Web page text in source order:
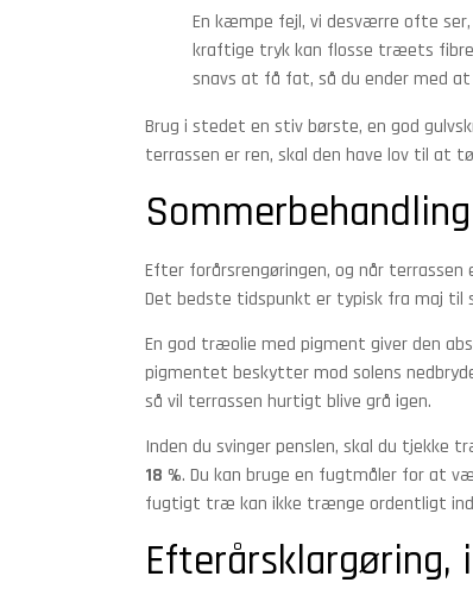
En kæmpe fejl, vi desværre ofte
kraftige tryk kan flosse træets fibre
snavs at få fat, så du ender med at
Brug i stedet en stiv børste, en god
terrassen er ren, skal den have lov til at
Efter forårsrengøringen, og når terrassen
Det bedste tidspunkt er typisk fra maj til
En god træolie med pigment giver den
pigmentet beskytter mod solens
så vil terrassen hurtigt blive grå igen.
Inden du svinger penslen, skal du
18 %. Du kan bruge en fugtmåler for at
fugtigt træ kan ikke trænge ordentligt